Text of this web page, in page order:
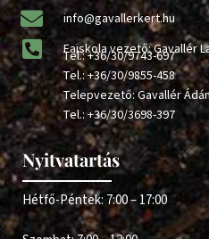
info@gavallerkert.hu
Faiskola vezető: Gavallér
Tel.:+36/30/9743-697
Tel.:+36/30/9855-458
Telepvezető: Gavallér
Tel.:+36/30/3698-397
Nyitvatartás
Hétfő-Péntek: 7:00 – 17:00